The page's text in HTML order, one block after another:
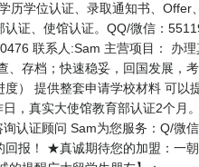
学位认证、录取通知书、
证、使馆认证。QQ/微信：
联系人:Sam 主营项目： 办
存档；快速稳妥，回国发展，
） 提供整套申请学校材料 可以
，真实大使馆教育部认证2个月
认证顾问 Sam为您服务：Q/
报！ ★真诚期待您的加盟：一